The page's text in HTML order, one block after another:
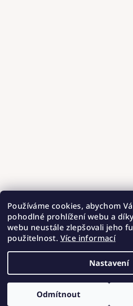
Používáme cookies, abychom
pohodlné prohlížení webu a
webu neustále zlepšovali jeho
použitelnost. Více informací
Nastavení
Odmítnout
Copyright 2026Hnízdečka od
vyhrazena.Upravit